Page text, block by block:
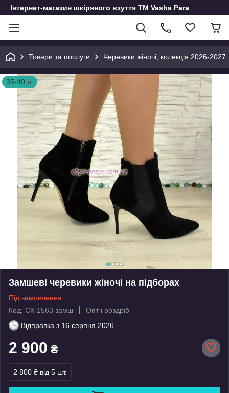
Інтернет-магазин шкіряного взуття ТМ Vasha Para
Товари та послуги Черевики жіночі, колекція 2026-2027
35-40 р.
Замшеві черевики жіночі на підборах
Під замовлення
Код: СК-1563 замш
Опт і роздріб
Відправка з 16 серпня 2026
2 900 ₴
2 800 ₴ від 5 шт.